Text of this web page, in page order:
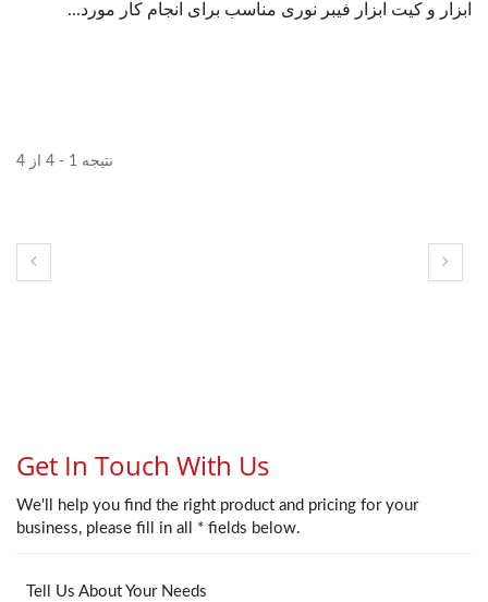
ابزار و کیت ابزار فیبر نوری مناسب برای انجام کار مورد...
نتیجه 1 - 4 از 4